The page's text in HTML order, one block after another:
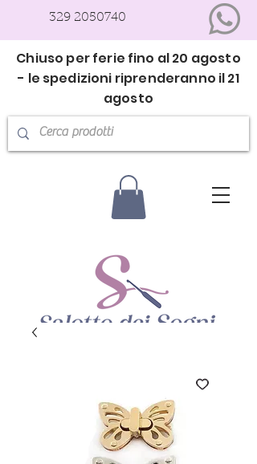
329 2050740
Chiuso per ferie fino al 20 agosto
- le spedizioni riprenderanno il 21
agosto